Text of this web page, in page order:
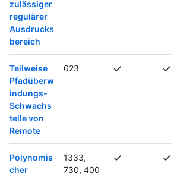
zulässiger
regulärer
Ausdrucks
bereich
Teilweise
Pfadüberw
indungs-
Schwachs
telle von
Remote
023
Polynomis
cher
1333,
730, 400